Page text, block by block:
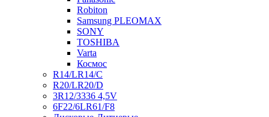
Robiton
Samsung PLEOMAX
SONY
TOSHIBA
Varta
Космос
R14/LR14/C
R20/LR20/D
3R12/3336 4,5V
6F22/6LR61/F8